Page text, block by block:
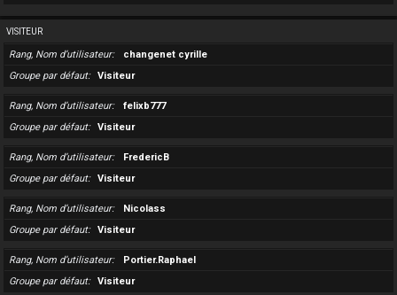
VISITEUR
Rang, Nom d’utilisateur
changenet cyrille
Groupe par défaut
Visiteur
Rang, Nom d’utilisateur
felixb777
Groupe par défaut
Visiteur
Rang, Nom d’utilisateur
FredericB
Groupe par défaut
Visiteur
Rang, Nom d’utilisateur
Nicolass
Groupe par défaut
Visiteur
Rang, Nom d’utilisateur
Portier.Raphael
Groupe par défaut
Visiteur